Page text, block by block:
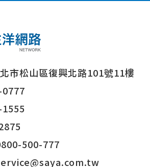
市松山區復興北路101號11樓
500-777